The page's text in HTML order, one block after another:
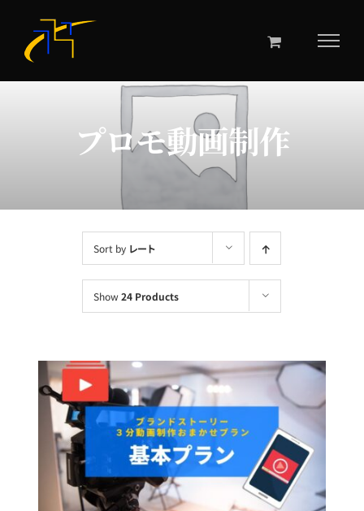
content
プロモ動画制作
Sort by レート
Show24 Products
お買い物カゴに追加 / 詳細